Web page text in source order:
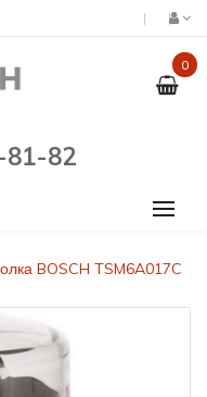
0
81-82
BOSCH TSM6A017C